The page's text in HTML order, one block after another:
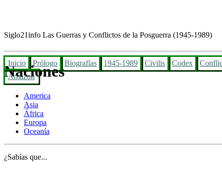
Inicio Prólogo Biografías 1945-1989 Civilis Codex
Amazon
Siglo21info Las Guerras y Conflictos de la Posguerra (1945-1989)
Naciones
America
Asia
África
Europa
Oceanía
¿Sabías que...